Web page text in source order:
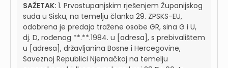
SAŽETAK: 1. Prvostupanjskim rješenjem Županijskog
suda u Sisku, na temelju članka 29. ZPSKS-EU,
odobrena je predaja tražene osobe GR, sina G i U,
dj. D, rođenog **.**.1984. u [adresa], s prebivalištem
u [adresa], državljanina Bosne i Hercegovine,
Saveznoj Republici Njemačkoj na temelju